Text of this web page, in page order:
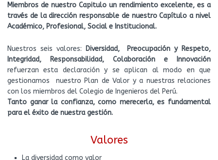
Miembros de nuestro Capitulo un rendimiento excelente, es a
través de la dirección responsable de nuestro Capítulo a nivel
Académico, Profesional, Social e Institucional.
Nuestros seis valores:
Diversidad, Preocupación y Respeto,
Integridad, Responsabilidad, Colaboración e Innovación
refuerzan esta declaración y se aplican al modo en que
gestionamos nuestro Plan de Valor y a nuestras relaciones
con los miembros del Colegio de Ingenieros del Perú.
Tanto ganar la confianza, como merecerla, es fundamental
para el éxito de nuestra gestión.
Valores
La diversidad como valor